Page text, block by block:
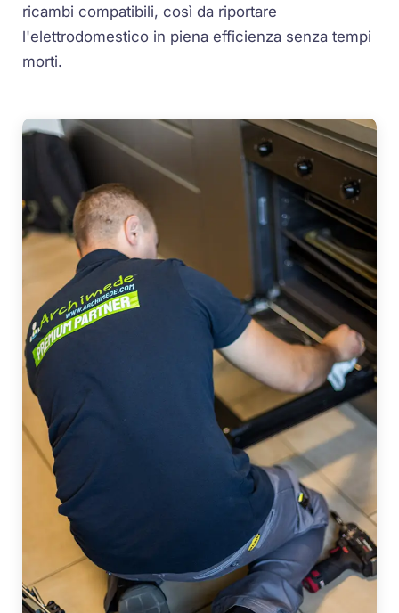
ricambi compatibili, così da riportare
l'elettrodomestico in piena efficienza senza tempi
morti.